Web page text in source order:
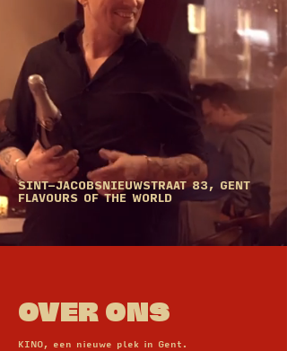
FRAME
RAW
HEAT
SINT-JACOBSNIEUWSTRAAT 83, GENT
FLAVOURS OF THE WORLD
OVER ONS
KINO, een nieuwe plek in Gent.